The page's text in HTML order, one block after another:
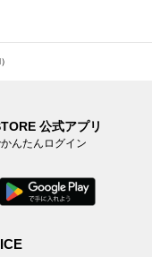
公式アプリ
んたんログイン